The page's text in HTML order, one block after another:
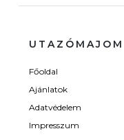
UTAZÓMAJOM
Főoldal
Ajánlatok
Adatvédelem
Impresszum